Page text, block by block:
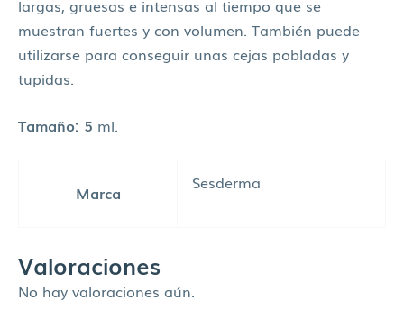
largas, gruesas e intensas al tiempo que se
muestran fuertes y con volumen. También puede
utilizarse para conseguir unas cejas pobladas y
tupidas.
Tamaño: 5 ml.
Marca Sesderma
Valoraciones
No hay valoraciones aún.